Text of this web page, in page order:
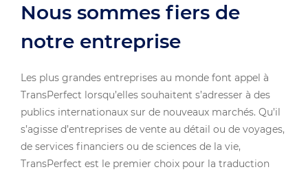
Nous sommes fiers de
notre entreprise
Les plus grandes entreprises au monde font appel à
TransPerfect lorsqu’elles souhaitent s’adresser à des
publics internationaux sur de nouveaux marchés. Qu’il
s’agisse d’entreprises de vente au détail ou de voyages,
de services financiers ou de sciences de la vie,
TransPerfect est le premier choix pour la traduction